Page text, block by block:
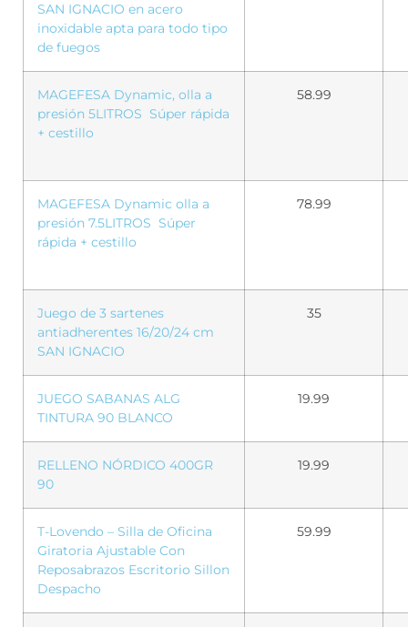
SAN IGNACIO en acero
inoxidable apta para todo tipo
de fuegos
MAGEFESA Dynamic, olla a
presión 5LITROS Súper rápida
+ cestillo
58.99
MAGEFESA Dynamic olla a
presión 7.5LITROS Súper
rápida + cestillo
78.99
Juego de 3 sartenes
antiadherentes 16/20/24 cm
SAN IGNACIO
35
JUEGO SABANAS ALG
TINTURA 90 BLANCO
19.99
RELLENO NÓRDICO 400GR
90
19.99
T-Lovendo – Silla de Oficina
Giratoria Ajustable Con
Reposabrazos Escritorio Sillon
Despacho
59.99